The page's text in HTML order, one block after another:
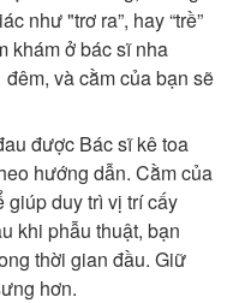
như "trơ ra”, hay “trề”
khám ở bác sĩ nha
và cằm của bạn sẽ
được Bác sĩ kê toa
hướng dẫn. Cằm của
duy trì vị trí cấy
khi phẫu thuật, bạn
thời gian đầu. Giữ
hơn.